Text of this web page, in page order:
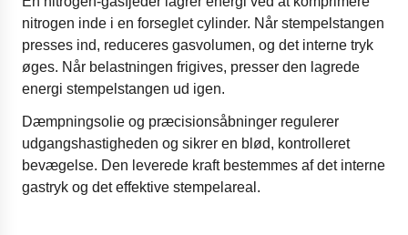
nitrogen inde i en forseglet cylinder. Når stempelstangen
presses ind, reduceres gasvolumen, og det interne tryk
øges. Når belastningen frigives, presser den lagrede
energi stempelstangen ud igen.
Dæmpningsolie og præcisionsåbninger regulerer
udgangshastigheden og sikrer en blød, kontrolleret
bevægelse. Den leverede kraft bestemmes af det interne
gastryk og det effektive stempelareal.